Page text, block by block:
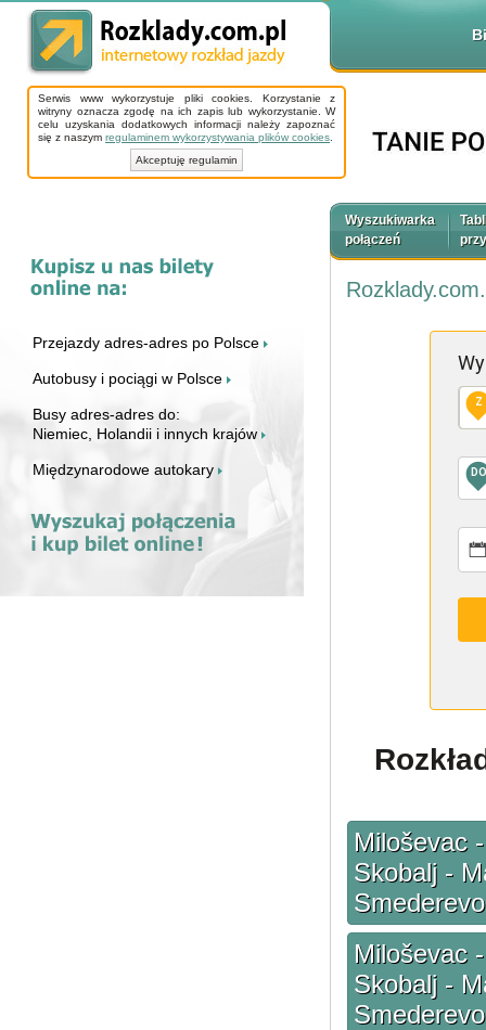
Serwis www wykorzystuje pliki cookies. Korzystanie z
witryny oznacza zgodę na ich zapis lub wykorzystanie. W
celu uzyskania dodatkowych informacji należy zapoznać
się z naszym regulaminem wykorzystywania plików cookies
Akceptuję regulamin
Przejazdy adres-adres po Polsce
Autobusy i pociągi w Polsce
Busy adres-adres do:
Niemiec, Holandii i innych krajów
Międzynarodowe autokary
Wyszukiwarka
połączeń
Z
DO
Miloševac
Skobalj -
Smederevo
Miloševac
Skobalj -
Smederevo